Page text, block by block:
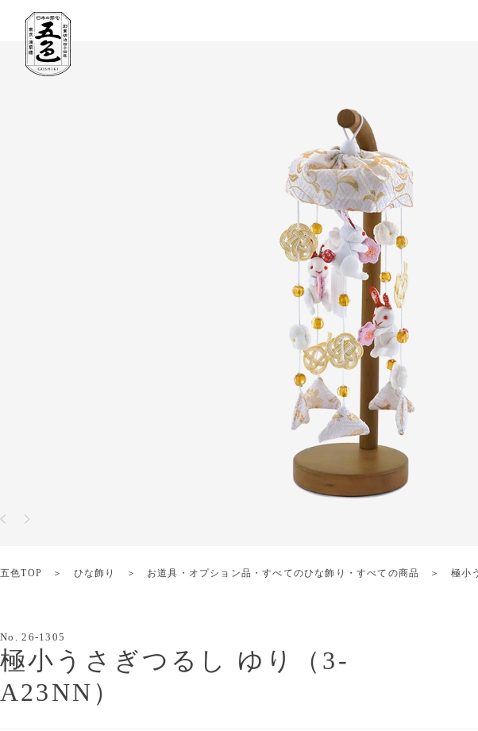
五色TOP ひな飾り お道具・オプション品 ・すべてのひな飾り ・すべての商品 極小
No.26-1305
極小うさぎつるし ゆり（3-
A23NN）